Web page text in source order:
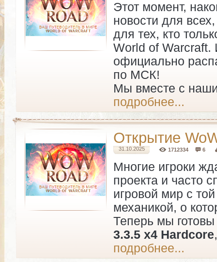
Этот момент,
новости для
для тех, кто
World of Warcraft.
официально
по МСК!
Мы вместе с
подробнее...
Открытие
31.10.2025 1712334 6
Многие игроки
проекта и часто
игровой мир с
механикой, о
Теперь мы готовы
3.3.5 x4 Hardcore
подробнее...